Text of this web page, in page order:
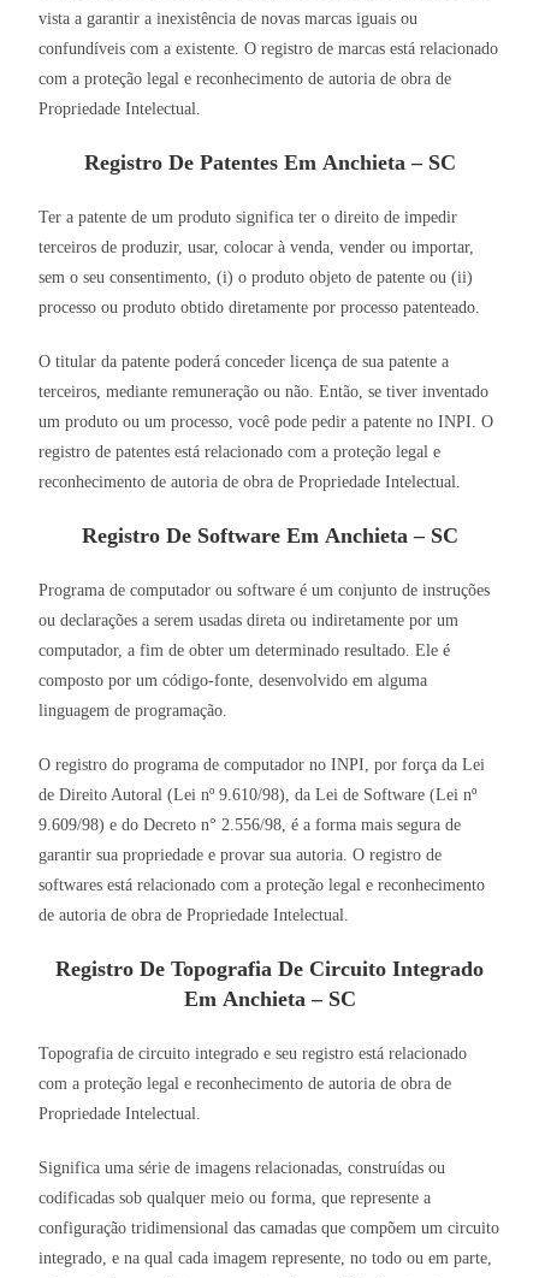
vista a garantir a inexistência de novas marcas iguais ou
confundíveis com a existente. O registro de marcas está relacionado
com a proteção legal e reconhecimento de autoria de obra de
Propriedade Intelectual.
Registro De Patentes Em Anchieta – SC
Ter a patente de um produto significa ter o direito de impedir
terceiros de produzir, usar, colocar à venda, vender ou importar,
sem o seu consentimento, (i) o produto objeto de patente ou (ii)
processo ou produto obtido diretamente por processo patenteado.
O titular da patente poderá conceder licença de sua patente a
terceiros, mediante remuneração ou não. Então, se tiver inventado
um produto ou um processo, você pode pedir a patente no INPI. O
registro de patentes está relacionado com a proteção legal e
reconhecimento de autoria de obra de Propriedade Intelectual.
Registro De Software Em Anchieta – SC
Programa de computador ou software é um conjunto de instruções
ou declarações a serem usadas direta ou indiretamente por um
computador, a fim de obter um determinado resultado. Ele é
composto por um código-fonte, desenvolvido em alguma
linguagem de programação.
O registro do programa de computador no INPI, por força da Lei
de Direito Autoral (Lei nº 9.610/98), da Lei de Software (Lei nº
9.609/98) e do Decreto n° 2.556/98, é a forma mais segura de
garantir sua propriedade e provar sua autoria. O registro de
softwares está relacionado com a proteção legal e reconhecimento
de autoria de obra de Propriedade Intelectual.
Registro De Topografia De Circuito Integrado
Em Anchieta – SC
Topografia de circuito integrado e seu registro está relacionado
com a proteção legal e reconhecimento de autoria de obra de
Propriedade Intelectual.
Significa uma série de imagens relacionadas, construídas ou
codificadas sob qualquer meio ou forma, que represente a
configuração tridimensional das camadas que compõem um circuito
integrado, e na qual cada imagem represente, no todo ou em parte,